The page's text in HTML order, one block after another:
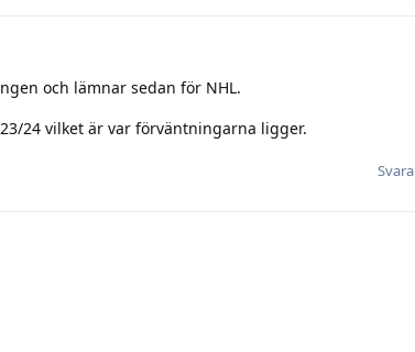
och lämnar sedan för NHL.
24 vilket är var förväntningarna ligger.
Svara